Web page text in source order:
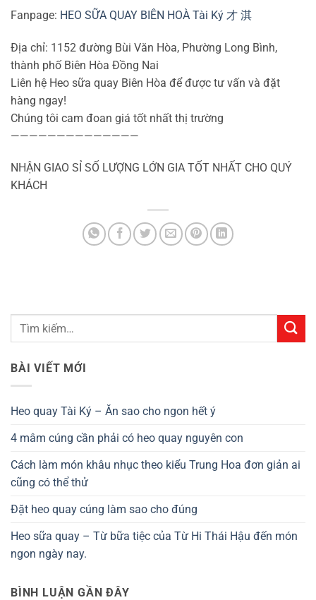
Fanpage: HEO SỮA QUAY BIÊN HOÀ Tài Ký 才 淇
Địa chỉ: 1152 đường Bùi Văn Hòa, Phường Long Bình,
thành phố Biên Hòa Đồng Nai
Liên hệ Heo sữa quay Biên Hòa để được tư vấn và đặt
hàng ngay!
Chúng tôi cam đoan giá tốt nhất thị trường
——————————————
NHẬN GIAO SỈ SỐ LƯỢNG LỚN GIA TỐT NHẤT CHO QUÝ
KHÁCH
BÀI VIẾT MỚI
Heo quay Tài Ký – Ăn sao cho ngon hết ý
4 mâm cúng cần phải có heo quay nguyên con
Cách làm món khâu nhục theo kiểu Trung Hoa đơn giản ai
cũng có thể thử
Đặt heo quay cúng làm sao cho đúng
Heo sữa quay – Từ bữa tiệc của Từ Hi Thái Hậu đến món
ngon ngày nay.
BÌNH LUẬN GẦN ĐÂY